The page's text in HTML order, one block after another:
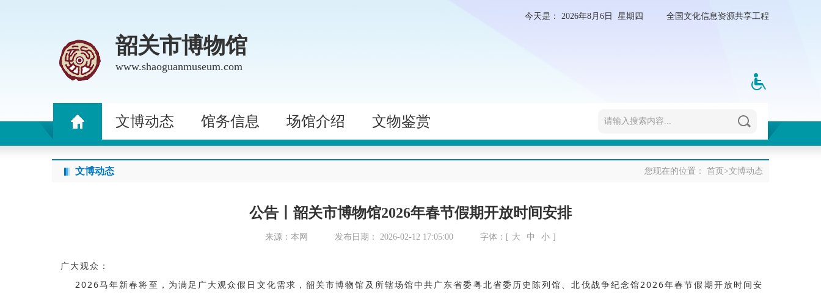
今天是： 2026年8月6日 星期四 全国文化信息资源共享工程
韶关市博物馆
www.shaoguanmuseum.com
文博动态 馆务信息 场馆介绍 文物鉴赏
文博动态 您现在的位置： 首页 >文博动态
公告丨韶关市博物馆2026年春节假期开放时间安排
来源：本网 发布日期： 2026-02-12 17:05:00 字体：[ 大 中 小 ]
广大观众：
2026马年新春将至，为满足广大观众假日文化需求，韶关市博物馆及所辖场馆中共广东省委粤北省委历史陈列馆、北伐战争纪念馆2026年春节假期开放时间安